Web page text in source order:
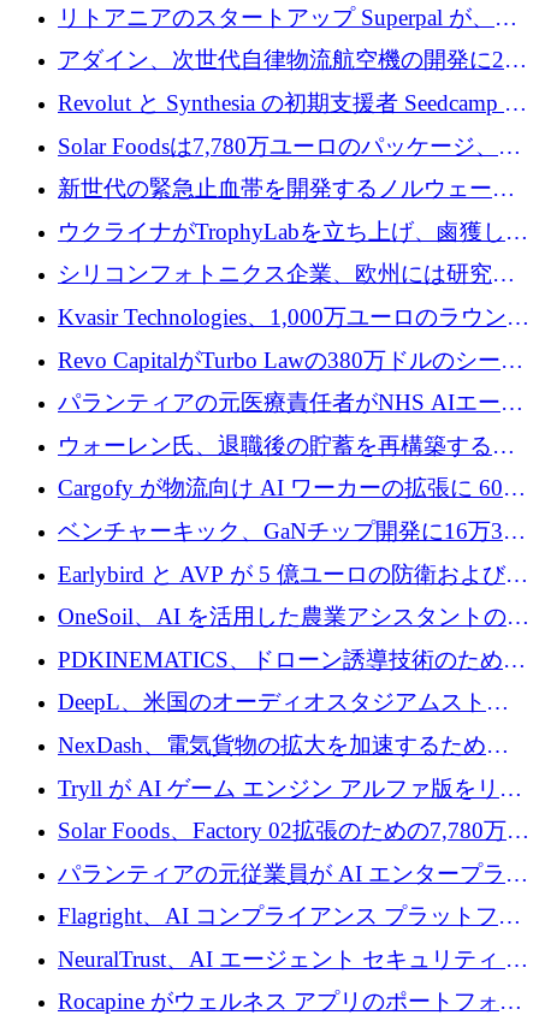
8,500 万ユーロを超える 60 以上のテクノロジ
ー資金調達取引
リトアニアのスタートアップ Superpal が、
Slack 内に構築された AI コワーカー プラット
フォームのために 50 万ユーロを調達
アダイン、次世代自律物流航空機の開発に250
万ユーロを確保
Revolut と Synthesia の初期支援者 Seedcamp が
3 億 2,000 万ドルを調達、米国に投資
Solar Foodsは7,780万ユーロのパッケージ、5
億ユーロの防衛および二重用途成長基金EDM
を開始、ヨーロッパのシリコンフォトニクス
に警告
新世代の緊急止血帯を開発するノルウェーの
スタートアップ企業を紹介する
ウクライナがTrophyLabを立ち上げ、鹵獲した
ロシア兵器を戦場の研究開発プラットフォー
ムに変える
シリコンフォトニクス企業、欧州には研究を
商業的に成功させるためのインフラが不足し
Kvasir Technologies、1,000万ユーロのラウンド
で成長を促進
Revo CapitalがTurbo Lawの380万ドルのシード
ラウンドを主導し、訴訟プラットフォームを
パランティアの元医療責任者がNHS AIエージ
ェントの立ち上げに1,000万ポンドを調達
ウォーレン氏、退職後の貯蓄を再構築するた
めに1,000万ユーロを調達
Cargofy が物流向け AI ワーカーの拡張に 600
万ドルを獲得
ベンチャーキック、GaNチップ開発に16万3千
ユーロでMinisaを支援
Earlybird と AVP が 5 億ユーロの防衛および二
重用途の成長基金である E2D を立ち上げる
OneSoil、AI を活用した農業アシスタントの拡
大に​​ 100 万ユーロを確保
PDKINEMATICS、ドローン誘導技術のために
200 万ユーロを調達
DeepL、米国のオーディオスタジアムストリ
ーミング事業Mixhaloを買収
NexDash、電気貨物の拡大を加速するために
EIT Urban Mobilityから250万ユーロを確保
Tryll が AI ゲーム エンジン アルファ版をリリ
ースし、60 万ドルのプレシード資金を確保
Solar Foods、Factory 02拡張のための7,780万ユ
ーロの資金調達パッケージを獲得
パランティアの元従業員が AI エンタープライ
ズ スタートアップの Conduct に 6,000 万ドル
を調達
Flagright、AI コンプライアンス プラットフォ
ームを拡張するためにシリーズ A で 1,250 万
ドルを確保
NeuralTrust、AI エージェント セキュリティ プ
ラットフォームの拡張に 2,000 万ドルを調達
Rocapine がウェルネス アプリのポートフォリ